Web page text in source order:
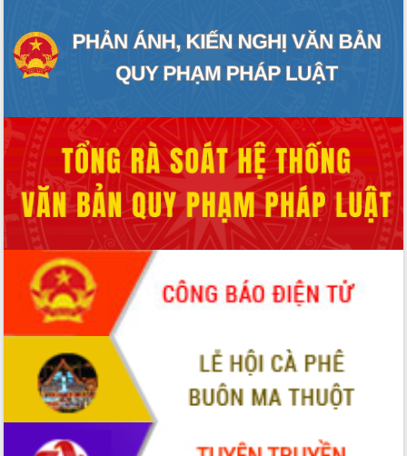
sản sống” trong dòng chảy toàn cầu
Xây dựng nông thôn mới: Nâng cao đời
sống người dân từ những mô hình thiết
Quyết liệt tháo gỡ vướng mắc, đẩy
nhanh tiến độ các dự án trọng điểm
trong Khu kinh tế Nam Phú Yên
Hòn Yến phát triển du lịch gắn với bảo
tồn biển
Lấy ý kiến điều chỉnh Quy hoạch tỉnh
Đắk Lắk thời kỳ 2021-2030, tầm nhìn
đến năm 2050
Phát động chiến dịch 30 ngày đêm
giải phóng mặt bằng Tuyến đường bộ
ven biển
Đắk Lắk nỗ lực thúc đẩy tăng trưởng
kinh tế từ 10% trở lên trong Quý
II/2026
Đắk Lắk ký kết thỏa thuận hợp tác về
chuyển đổi số giai đoạn 2026 – 2030
với Tập đoàn Bưu chính Viễn thông
Việt Nam